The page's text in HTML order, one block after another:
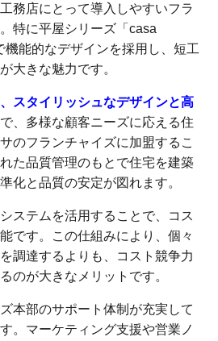
務店にとって導入しやすいフラ
特に平屋シリーズ「casa
機能的なデザインを採用し、短工
大きな魅力です。
スタイリッシュなデザインと高
、多様な顧客ニーズに応える住
のフランチャイズに加盟するこ
た品質管理のもとで住宅を建築
化と品質の安定が図れます。
ステムを活用することで、コス
です。この仕組みにより、個々
調達するよりも、コスト競争力
のが大きなメリットです。
本部のサポート体制が充実して
。マーケティング支援や営業ノ